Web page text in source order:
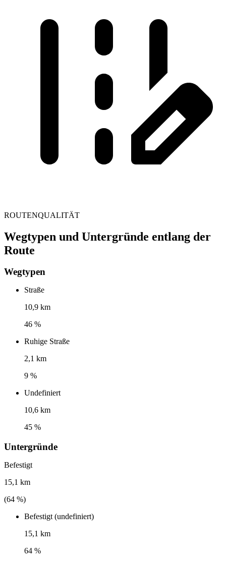
ROUTENQUALITÄT
Wegtypen und Untergründe entlang der
Route
Wegtypen
Straße
10,9 km
46 %
Ruhige Straße
2,1 km
9 %
Undefiniert
10,6 km
45 %
Untergründe
Befestigt
15,1 km
(64 %)
Befestigt (undefiniert)
15,1 km
64 %